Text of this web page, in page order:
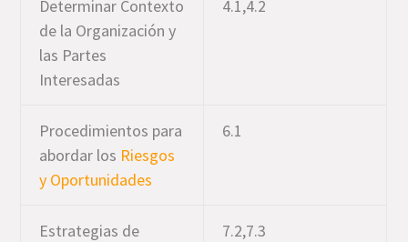
Determinar Contexto
de la Organización y
las Partes
Interesadas
4.1,4.2
Procedimientos para
abordar los Riesgos
y Oportunidades
6.1
Estrategias de
7.2,7.3